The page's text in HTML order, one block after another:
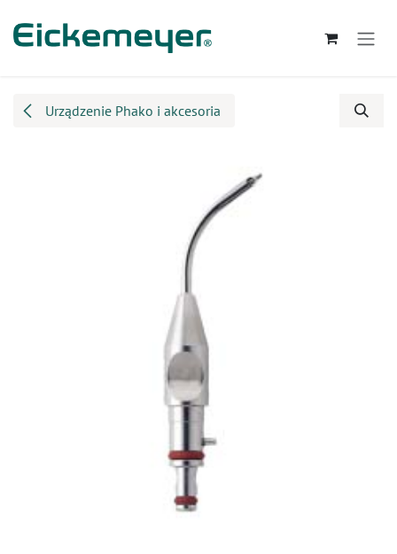
Urządzenie Phako i akcesoria